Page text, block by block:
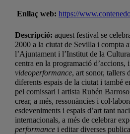
Enllaç web: https://
Descripció: aquest festival se
2000 a la ciutat de Sevilla i compta
l’Ajuntament i l’Institut de la
centra en la programació d’accions,
videoperformance, art sonor, tallers
diferents espais de la ciutat i també
pel comissari i artista Rubén
crear, a més, ressonàncies i
esdeveniments i espais d’art tant
internacionals, a més de celebrar
performance i editar diverses